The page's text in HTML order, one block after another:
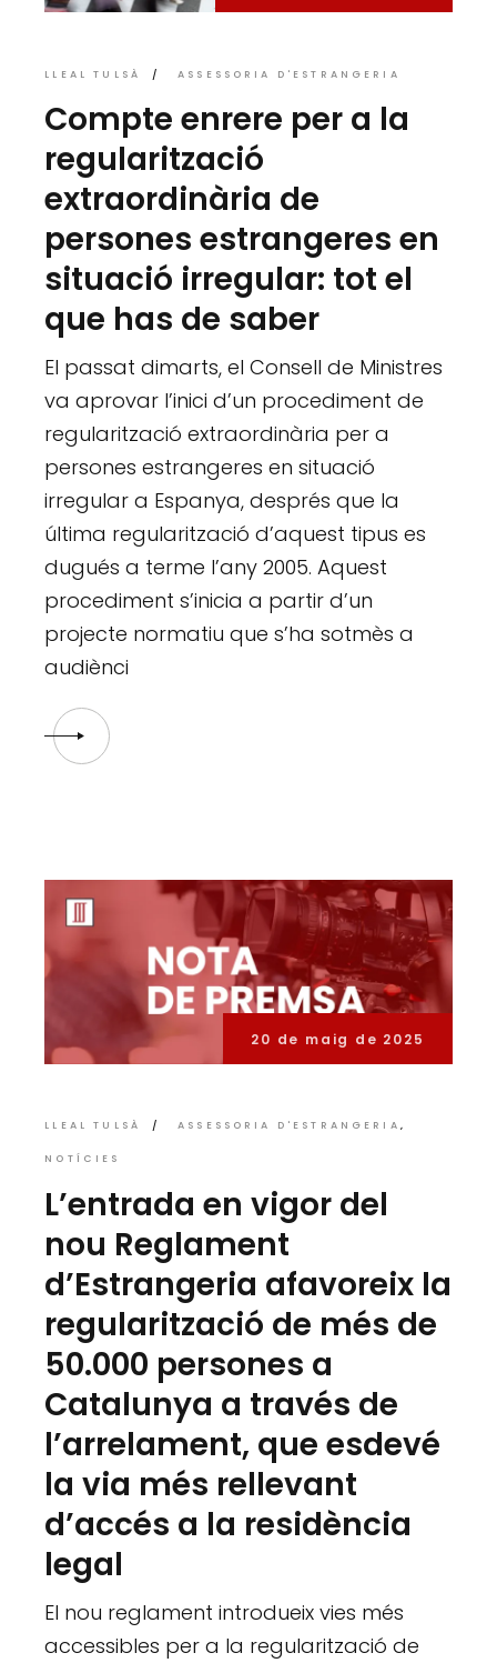
LLEAL TULSÀ ASSESSORIA D'ESTRANGERIA
Compte enrere per a la
regularització
extraordinària de
persones estrangeres en
situació irregular: tot el
que has de saber
El passat dimarts, el Consell de Ministres
va aprovar l’inici d’un procediment de
regularització extraordinària per a
persones estrangeres en situació
irregular a Espanya, després que la
última regularització d’aquest tipus es
dugués a terme l’any 2005. Aquest
procediment s’inicia a partir d’un
projecte normatiu que s’ha sotmès a
audiènci
20 de maig de 2025
LLEAL TULSÀ ASSESSORIA D'ESTRANGERIA
NOTÍCIES
L’entrada en vigor del
nou Reglament
d’Estrangeria afavoreix la
regularització de més de
50.000 persones a
Catalunya a través de
l’arrelament, que esdevé
la via més rellevant
d’accés a la residència
legal
El nou reglament introdueix vies més
accessibles per a la regularització de